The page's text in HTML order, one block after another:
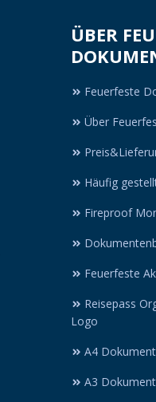
ÜBER
Feuerfeste
Über
Häufig
Fireproof
Feuerfeste
Reisepass
Logo
A4
A3